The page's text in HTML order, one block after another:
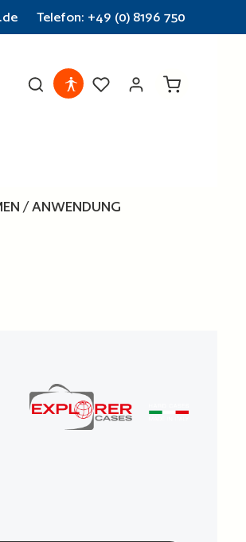
Telefon: +49 (0) 8196 750
Warenkorb
/ ANWENDUNG